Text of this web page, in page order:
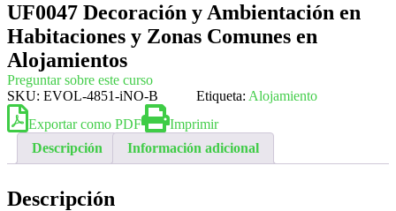
LA PREVENCIÓN DE
RIESGOS LABORALES
CONDICIONES
EN RESTAURACIÓN.
UF0053
UF0047 Decoración y Ambientación en
Habitaciones y Zonas Comunes en
Alojamientos
Preguntar sobre este curso
SKU: EVOL-4851-iNO-B Etiqueta: Alojamiento
Exportar como PDF
Imprimir
Descripción
Información adicional
Descripción